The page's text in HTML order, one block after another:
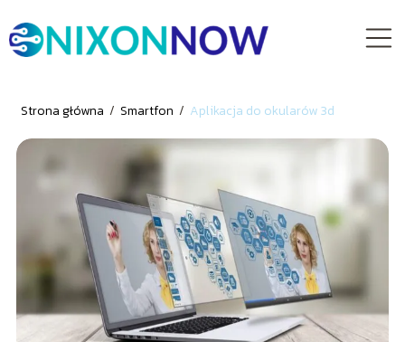
Strona główna / Smartfon / Aplikacja do okularów 3d